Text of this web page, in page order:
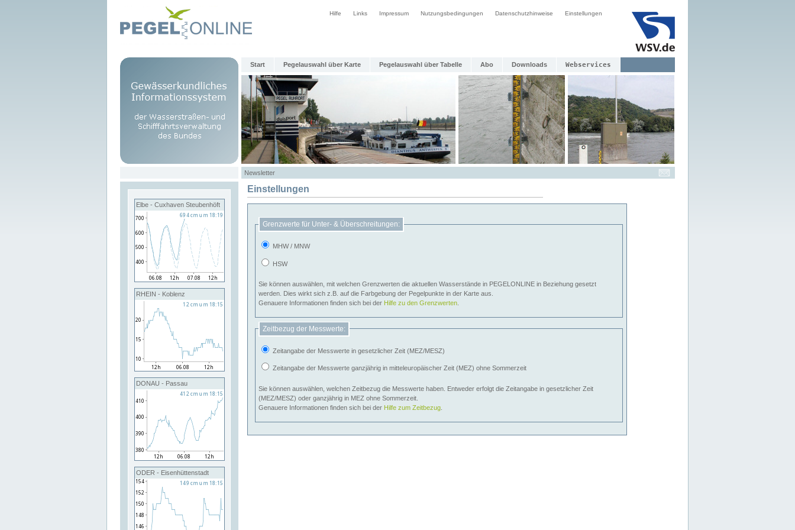
Hilfe Links Impressum Nutzungsbedingungen Datenschutzhinweise Einstellungen
Start Pegelauswahl über Karte Pegelauswahl über Tabelle Abo Downloads Webservices
Newsletter
Elbe - Cuxhaven Steubenhöft
RHEIN - Koblenz
DONAU - Passau
ODER - Eisenhüttenstadt
Einstellungen
Grenzwerte für Unter- & Überschreitungen:
MHW / MNW
HSW
Sie können auswählen, mit welchen Grenzwerten die aktuellen Wasserstände in PEGELONLINE in Beziehung gesetzt
werden. Dies wirkt sich z.B. auf die Farbgebung der Pegelpunkte in der Karte aus.
Genauere Informationen finden sich bei der Hilfe zu den Grenzwerten
Zeitbezug der Messwerte:
Zeitangabe der Messwerte in gesetzlicher Zeit (MEZ/MESZ)
Zeitangabe der Messwerte ganzjährig in mitteleuropäischer Zeit (MEZ) ohne Sommerzeit
Sie können auswählen, welchen Zeitbezug die Messwerte haben. Entweder erfolgt die Zeitangabe in gesetzlicher Zeit
(MEZ/MESZ) oder ganzjährig in MEZ ohne Sommerzeit.
Genauere Informationen finden sich bei der Hilfe zum Zeitbezug